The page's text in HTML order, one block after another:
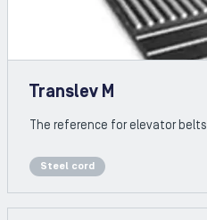
Steel cord
Translev M
The reference for elevator belts